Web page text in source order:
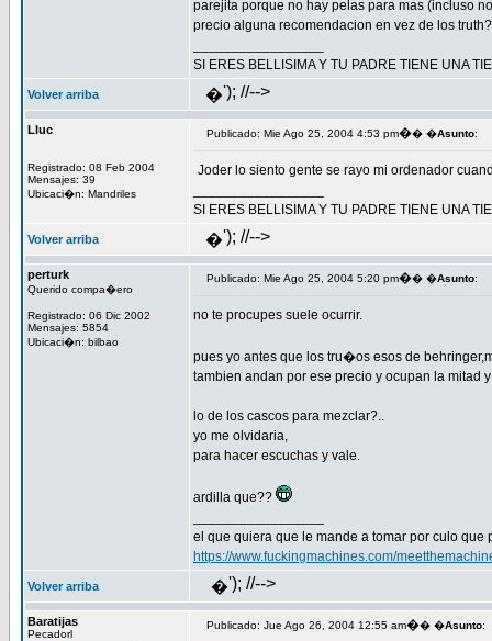
parejita porque no hay pelas para mas (incluso
precio alguna recomendacion en vez de los truth?
SI ERES BELLISIMA Y TU PADRE TIENE UNA
Volver arriba �'); //-->
Lluc
Registrado: 08 Feb 2004
Mensajes: 39
Ubicaci�n: Mandriles
Publicado: Mie Ago 25, 2004 4:53 pm�� �Asunto:
Joder lo siento gente se rayo mi ordenador
SI ERES BELLISIMA Y TU PADRE TIENE UNA
Volver arriba �'); //-->
perturk
Querido compa�ero
Registrado: 06 Dic 2002
Mensajes: 5854
Ubicaci�n: bilbao
Publicado: Mie Ago 25, 2004 5:20 pm�� �Asunto:
no te procupes suele ocurrir.
pues yo antes que los tru�os esos de
tambien andan por ese precio y ocupan la mitad
lo de los cascos para mezclar?..
yo me olvidaria,
para hacer escuchas y vale.
ardilla que??
el que quiera que le mande a tomar por culo que
https://www.fuckingmachines.com/
Volver arriba �'); //-->
Baratijas
Pecadorl
Publicado: Jue Ago 26, 2004 12:55 am�� �Asunto: